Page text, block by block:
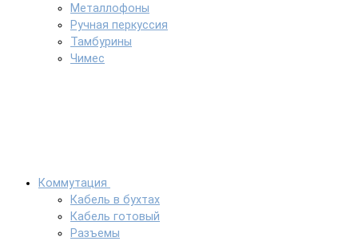
Металлофоны
Ручная перкуссия
Тамбурины
Чимес
Коммутация
Кабель в бухтах
Кабель готовый
Разъемы